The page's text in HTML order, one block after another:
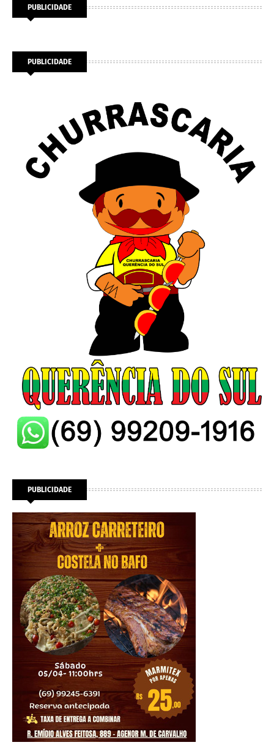
PUBLICIDADE
PUBLICIDADE
PUBLICIDADE